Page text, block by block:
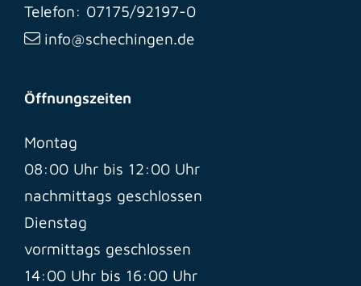
Telefon: 07175/92197-0
info@schechingen.de
Öffnungszeiten
Montag
08:00 Uhr bis 12:00 Uhr
nachmittags geschlossen
Dienstag
vormittags geschlossen
14:00 Uhr bis 16:00 Uhr